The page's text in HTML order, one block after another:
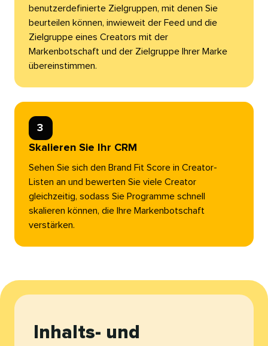
benutzerdefinierte Zielgruppen, mit denen Sie
beurteilen können, inwieweit der Feed und die
Zielgruppe eines Creators mit der
Markenbotschaft und der Zielgruppe Ihrer Marke
übereinstimmen.​​
3​​
Skalieren Sie Ihr CRM​​
Sehen Sie sich den Brand Fit Score in Creator-
Listen an und bewerten Sie viele Creator
gleichzeitig, sodass Sie Programme schnell
skalieren können, die Ihre Markenbotschaft
verstärken.​​
Inhalts- und